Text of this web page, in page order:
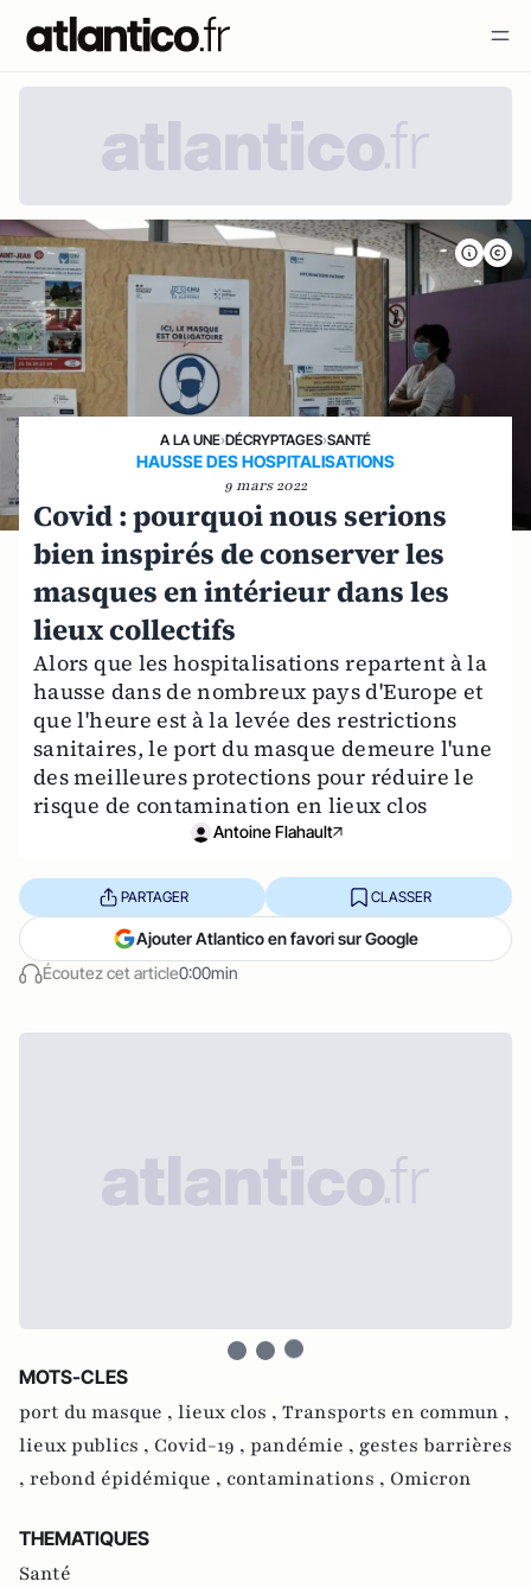
A LA UNE›DÉCRYPTAGES›SANTÉ
HAUSSE DES HOSPITALISATIONS
9 mars 2022
Covid : pourquoi nous serions
bien inspirés de conserver les
masques en intérieur dans les
lieux collectifs
Alors que les hospitalisations repartent à la
hausse dans de nombreux pays d'Europe et
que l'heure est à la levée des restrictions
sanitaires, le port du masque demeure l'une
des meilleures protections pour réduire le
risque de contamination en lieux clos
Antoine Flahault
Écoutez cet article0:00min
PARTAGER CLASSER
Ajouter Atlantico en favori sur Google
MOTS-CLES
port du masque , lieux clos , Transports en commun ,
lieux publics , Covid-19 , pandémie , gestes barrières
, rebond épidémique , contaminations , Omicron
THEMATIQUES
Santé